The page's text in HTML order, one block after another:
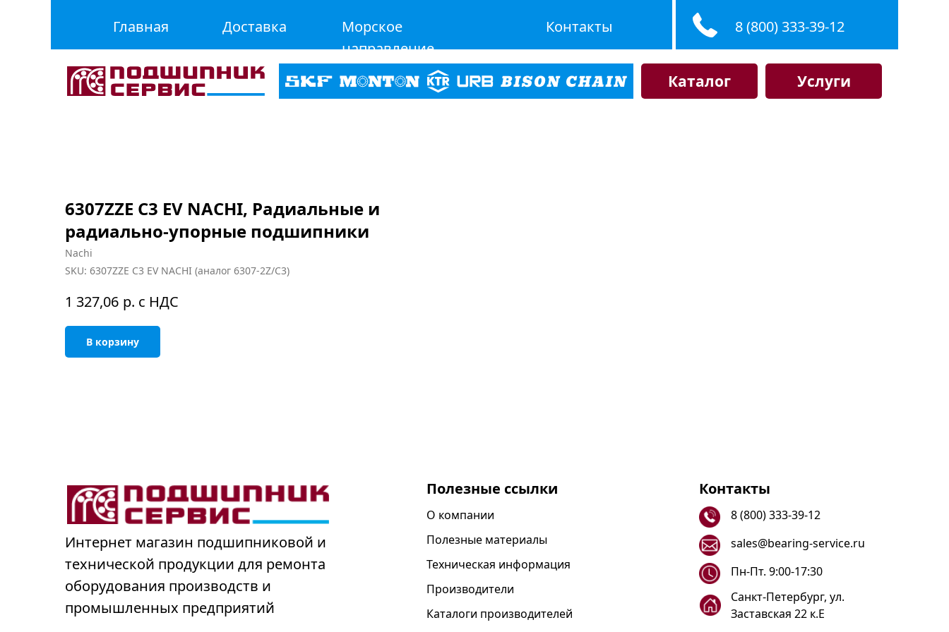
Главная Доставка
Морское
направление
Контакты 8 (800) 333-39-12
Каталог Услуги
6307ZZE C3 EV NACHI, Радиальные и
радиально-упорные подшипники
Nachi
SKU: 6307ZZE C3 EV NACHI (аналог 6307-2Z/C3)
1 327,06 р. с НДС
В корзину
Интернет магазин подшипниковой и
технической продукции для ремонта
оборудования производств и
промышленных предприятий
Полезные ссылки
О компании
Полезные материалы
Техническая информация
Производители
Каталоги производителей
Контакты
8 (800) 333-39-12
sales@bearing-service.ru
Санкт-Петербург, ул.
Заставская 22 к.Е
Пн-Пт. 9:00-17:30